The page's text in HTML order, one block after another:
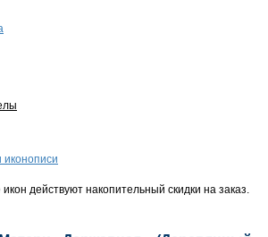
иконописи
действуют накопительный скидки на заказ.